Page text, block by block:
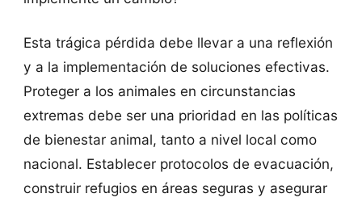
Esta trágica pérdida debe llevar a una reflexión
y a la implementación de soluciones efectivas.
Proteger a los animales en circunstancias
extremas debe ser una prioridad en las políticas
de bienestar animal, tanto a nivel local como
nacional. Establecer protocolos de evacuación,
construir refugios en áreas seguras y asegurar